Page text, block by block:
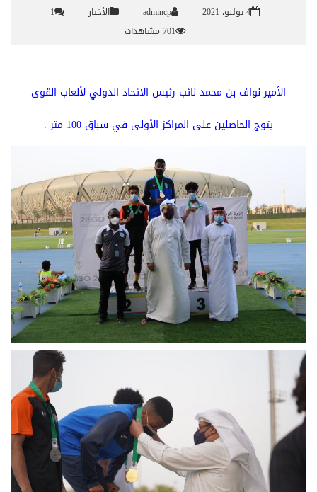
4 يوليو، 2021 admincp الأخبار
1
701 مشاهدات
الأمير نواف بن محمد نائب رئيس الاتحاد الدولي لألعاب القوى
يتوج الحاصلين على المراكز الأولى في سباق 100 متر .